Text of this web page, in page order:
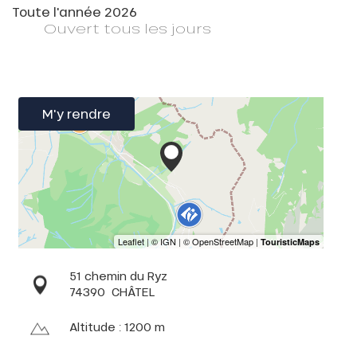
Toute l'année 2026
Ouvert tous les jours
M'y rendre
51 chemin du Ryz
74390 CHÂTEL
Altitude : 1200 m